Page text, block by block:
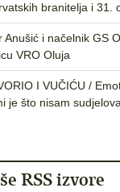
branitelja i 31.
Anušić i načelnik GS
VRO Oluja
I VUČIĆU /
je što nisam
RSS izvore